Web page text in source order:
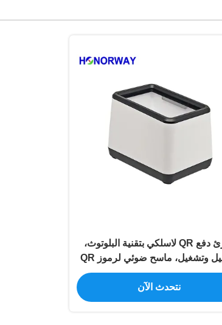
قارئ دفع QR لاسلكي بتقنية البلوتوث،
توصيل وتشغيل، ماسح ضوئي لرموز QR
ثنائية الأبعاد للمحافظ الإلكترونية
نتحدث الآن